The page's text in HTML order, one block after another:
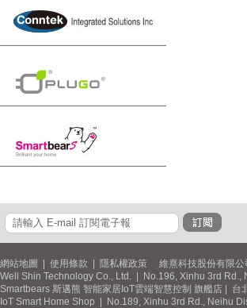
網站地圖 使用條款 隱私權政策 維熹科技股份有限
Well Shin Technology Co., Ltd. | No.196, Xinhu 3rd
Smartbears 斯邁熊 智能家居IoT雲端智慧控制 旗艦店 |
IoT Smart Home Shop | No.189, Xinhu 3rd Rd., Neihu